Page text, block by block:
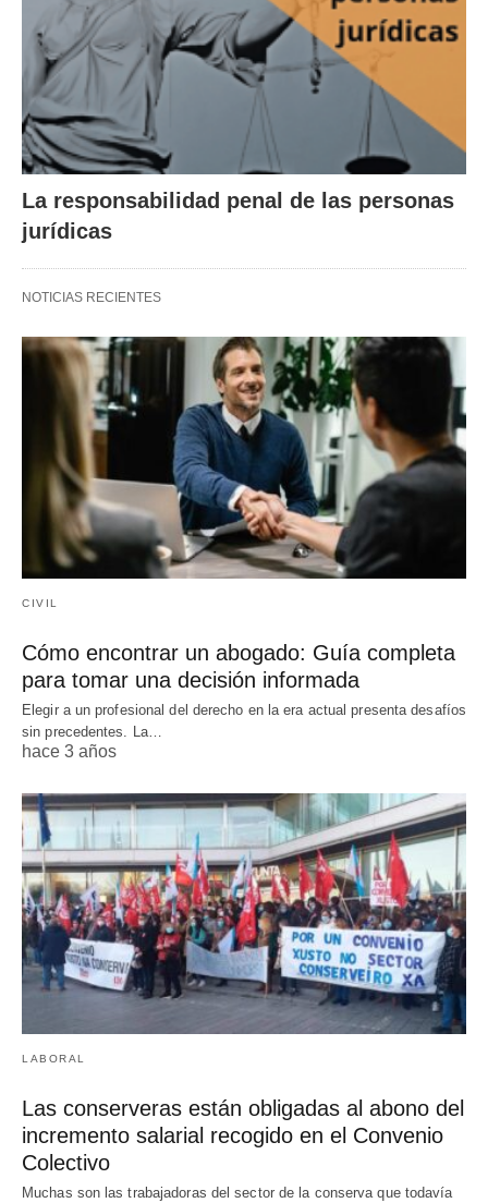
La responsabilidad penal de las personas
jurídicas
NOTICIAS RECIENTES
CIVIL
Cómo encontrar un abogado: Guía completa
para tomar una decisión informada
Elegir a un profesional del derecho en la era actual presenta desafíos
sin precedentes. La…
hace 3 años
LABORAL
Las conserveras están obligadas al abono del
incremento salarial recogido en el Convenio
Colectivo
Muchas son las trabajadoras del sector de la conserva que todavía